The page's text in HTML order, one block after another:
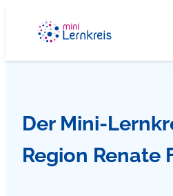
springen
Der Mini-
Region Renate